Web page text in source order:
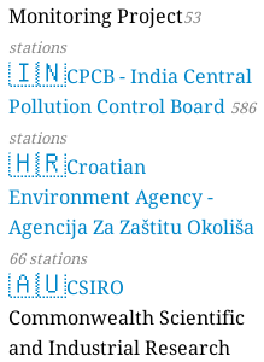
Monitoring Project53
stations
🇮🇳CPCB - India Central
Pollution Control Board 586
stations
🇭🇷Croatian
Environment Agency -
Agencija Za Zaštitu Okoliša
66 stations
🇦🇺CSIRO
Commonwealth Scientific
and Industrial Research